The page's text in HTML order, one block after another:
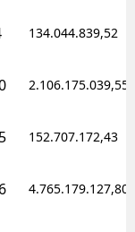
134.044.839,52
2.106.175.039,55
152.707.172,43
4.765.179.127,80